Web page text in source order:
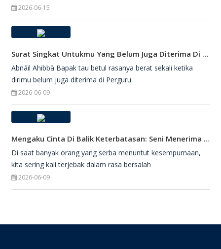
2026-06-15
Surat Singkat Untukmu Yang Belum Juga Diterima Di Perguruan Tinggi
Abnāil Ahibbā Bapak tau betul rasanya berat sekali ketika
dirimu belum juga diterima di Perguru
2026-06-09
Mengaku Cinta Di Balik Keterbatasan: Seni Menerima Diri Di Hadapan Ilahi
Di saat banyak orang yang serba menuntut kesempurnaan,
kita sering kali terjebak dalam rasa bersalah
2026-06-09